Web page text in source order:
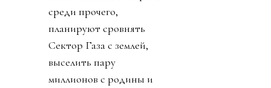
среди прочего,
планируют сровнять
Сектор Газа с землей,
выселить пару
миллионов с родины и